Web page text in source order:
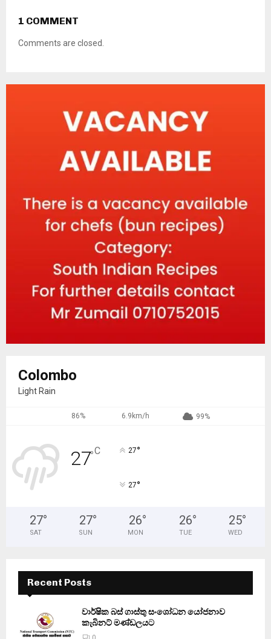
1 COMMENT
Comments are closed.
Colombo
Light Rain
86% 6.9km/h 99%
27°C 27°
27°
27°
SAT
27°
SUN
26°
MON
26°
TUE
25°
WED
Recent Posts
වාර්ෂික බස් ගාස්තු සංශෝධන යෝජනාව
කැබිනට් මණ්ඩලයට